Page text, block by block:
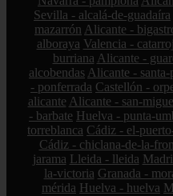
Sevilla - alcalá-de-guadaíra
mazarrón Alicante -
alboraya Valencia -
burriana Alicante -
alcobendas Alicante - santa-
- ponferrada Castellón -
alicante Alicante - san-
- barbate Huelva - punta-
torreblanca Cádiz - el-
Cádiz - chiclana-de-la-
jarama Lleida - lleida
la-victoria Granada -
mérida Huelva - huelva